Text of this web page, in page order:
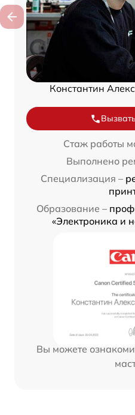
Константин
Стаж работы
Выполнено
Специализация –
Образование –
«Электроника и
Вы можете